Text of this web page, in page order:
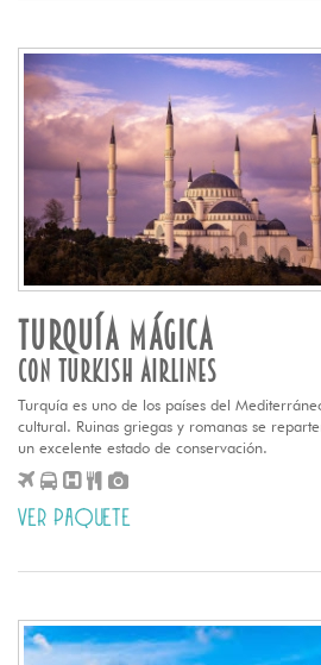
TURQUÍA MÁGICA
CON TURKISH AIRLINES
Turquía es uno de los países del
cultural. Ruinas griegas y romanas se
un excelente estado de conservación.
VER PAQUETE